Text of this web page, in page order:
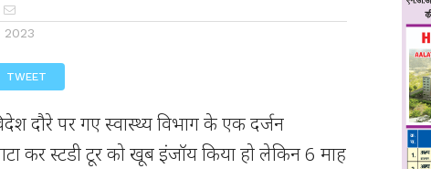
2023
TWEET
दौरे पर गए स्वास्थ्य विभाग के एक दर्जन
कर स्टडी टूर को खूब इंजॉय किया हो लेकिन 6 माह